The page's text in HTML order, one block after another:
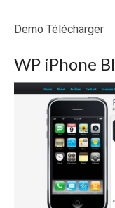
Demo Télécharger
WP iPhone